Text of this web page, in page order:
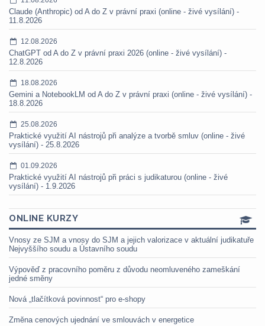
Claude (Anthropic) od A do Z v právní praxi (online - živé vysílání) -
11.8.2026
12.08.2026
ChatGPT od A do Z v právní praxi 2026 (online - živé vysílání) -
12.8.2026
18.08.2026
Gemini a NotebookLM od A do Z v právní praxi (online - živé vysílání) -
18.8.2026
25.08.2026
Praktické využití AI nástrojů při analýze a tvorbě smluv (online - živé
vysílání) - 25.8.2026
01.09.2026
Praktické využití AI nástrojů při práci s judikaturou (online - živé
vysílání) - 1.9.2026
ONLINE KURZY
Vnosy ze SJM a vnosy do SJM a jejich valorizace v aktuální judikatuře
Nejvyššího soudu a Ústavního soudu
Výpověď z pracovního poměru z důvodu neomluveného zameškání
jedné směny
Nová „tlačítková povinnost“ pro e-shopy
Změna cenových ujednání ve smlouvách v energetice